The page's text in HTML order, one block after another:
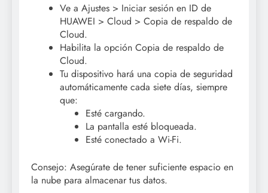
Ve a Ajustes > Iniciar sesión en ID de
HUAWEI > Cloud > Copia de respaldo de
Cloud.
Habilita la opción Copia de respaldo de
Cloud.
Tu dispositivo hará una copia de seguridad
automáticamente cada siete días, siempre
que:
Esté cargando.
La pantalla esté bloqueada.
Esté conectado a Wi-Fi.
Consejo: Asegúrate de tener suficiente espacio en
la nube para almacenar tus datos.